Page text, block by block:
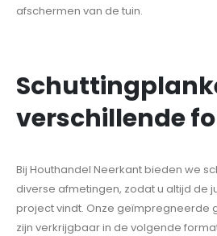
afschermen van de tuin.
verschillende
Bij Houthandel Neerkant bieden we
diverse afmetingen, zodat u altijd de
project vindt. Onze geïmpregneerde
zijn verkrijgbaar in de volgende